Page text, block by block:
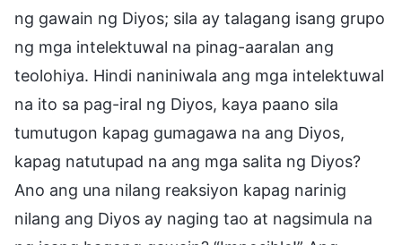
ng gawain ng Diyos; sila ay talagang isang grupo
ng mga intelektuwal na pinag-aaralan ang
teolohiya. Hindi naniniwala ang mga intelektuwal
na ito sa pag-iral ng Diyos, kaya paano sila
tumutugon kapag gumagawa na ang Diyos,
kapag natutupad na ang mga salita ng Diyos?
Ano ang una nilang reaksiyon kapag narinig
nilang ang Diyos ay naging tao at nagsimula na